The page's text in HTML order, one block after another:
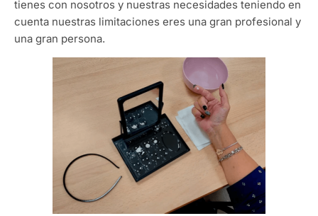
tienes con nosotros y nuestras necesidades teniendo en
cuenta nuestras limitaciones eres una gran profesional y
una gran persona.